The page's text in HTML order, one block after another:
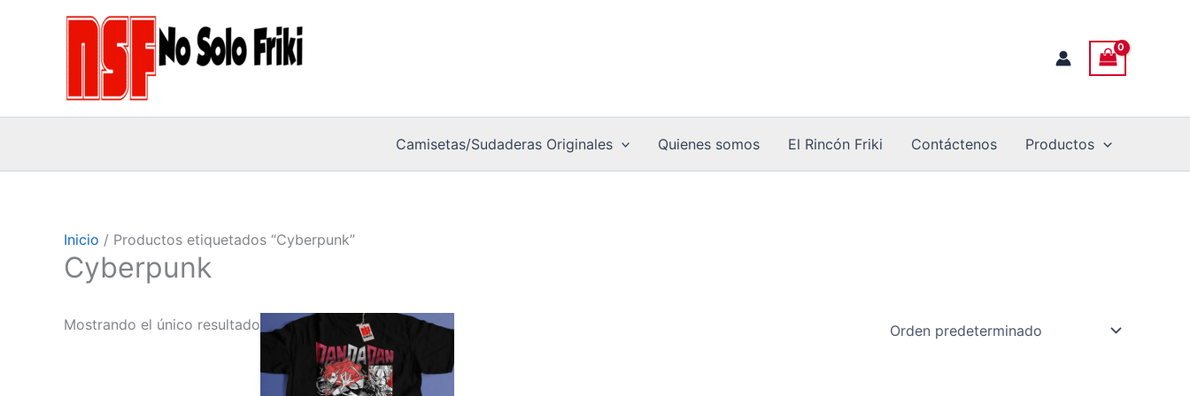
Camisetas/Sudaderas Originales Quienes somos El Rincón Friki Contáctenos Productos
Inicio / Productos etiquetados “Cyberpunk”
Cyberpunk
Mostrando el único resultado
Rango
de
precios:
desde
16,00 €
Este
producto
tiene
múltiples